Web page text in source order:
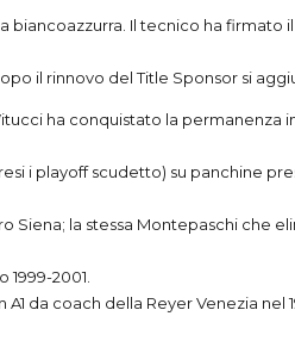
biancoazzurra. Il tecnico ha firmato
il rinnovo del Title Sponsor si
ha conquistato la permanenza
i playoff scudetto) su panchine
la stessa Montepaschi che
2001.
da coach della Reyer Venezia nel